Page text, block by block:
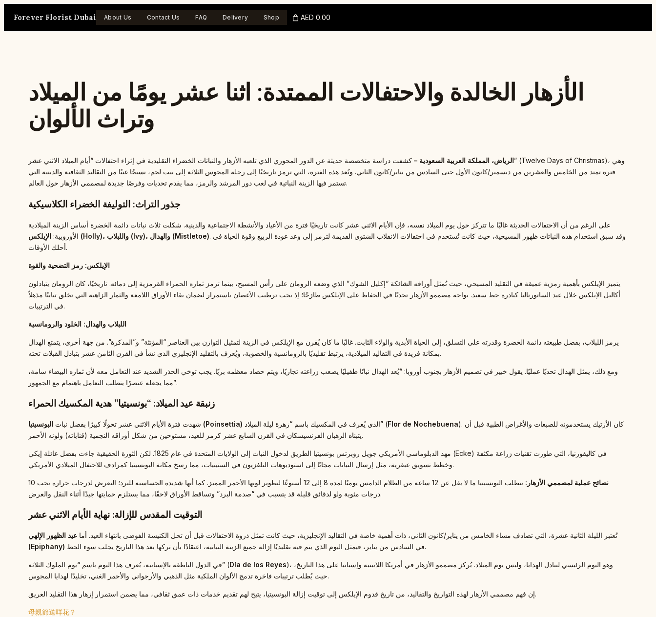
Forever Florist Dubai About Us Contact Us FAQ Delivery Shop AED 0.00
الأزهار الخالدة والاحتفالات الممتدة: اثنا عشر يومًا من الميلاد
وتراث الألوان
الرياض، المملكة العربية السعودية – كشفت دراسة متخصصة حديثة عن الدور المحوري الذي تلعبه الأزهار والنباتات الخضراء التقليدية في إثراء احتفالات “أيام الميلاد الاثني عشر” (Twelve Days of Christmas)، وهي
فترة تمتد من الخامس والعشرين من ديسمبر/كانون الأول حتى السادس من يناير/كانون الثاني. وتُعد هذه الفترة، التي ترمز تاريخيًا إلى رحلة المجوس الثلاثة إلى بيت لحم، نسيجًا غنيًا من التقاليد الثقافية والدينية التي
تستمر فيها الزينة النباتية في لعب دور المرشد والرمز، مما يقدم تحديات وفرصًا جديدة لمصممي الأزهار حول العالم.
جذور التراث: التوليفة الخضراء الكلاسيكية
على الرغم من أن الاحتفالات الحديثة غالبًا ما تتركز حول يوم الميلاد نفسه، فإن الأيام الاثني عشر كانت تاريخيًا فترة من الأعياد والأنشطة الاجتماعية والدينية. شكلت ثلاث نباتات دائمة الخضرة أساس الزينة الميلادية
الأوروبية:
الإيلكس (Holly)، واللبلاب (Ivy)، والهدال (Mistletoe). وقد سبق استخدام هذه النباتات ظهور المسيحية، حيث كانت تُستخدم في احتفالات الانقلاب الشتوي القديمة لترمز إلى وعد عودة الربيع وقوة الحياة في
أحلك الأوقات.
الإيلكس: رمز التضحية والقوة
يتميز الإيلكس بأهمية رمزية عميقة في التقليد المسيحي، حيث تُمثل أوراقه الشائكة “إكليل الشوك” الذي وضعه الرومان على رأس المسيح، بينما ترمز ثماره الحمراء القرمزية إلى دمائه. تاريخيًا، كان الرومان يتبادلون
أكاليل الإيلكس خلال عيد الساتورناليا كبادرة حظ سعيد. يواجه مصممو الأزهار تحديًا في الحفاظ على الإيلكس طازجًا؛ إذ يجب ترطيب الأغصان باستمرار لضمان بقاء الأوراق اللامعة والثمار الزاهية التي تخلق تباينًا مذهلاً
في الترتيبات.
اللبلاب والهدال: الخلود والرومانسية
يرمز اللبلاب، بفضل طبيعته دائمة الخضرة وقدرته على التسلق، إلى الحياة الأبدية والولاء الثابت. غالبًا ما كان يُقرن مع الإيلكس في الزينة لتمثيل التوازن بين العناصر “المؤنثة” و”المذكرة”. من جهة أخرى، يتمتع الهدال
بمكانة فريدة في التقاليد الميلادية، يرتبط تقليديًا بالرومانسية والخصوبة، ويُعرف بالتقليد الإنجليزي الذي نشأ في القرن الثامن عشر بتبادل القبلات تحته.
ومع ذلك، يمثل الهدال تحديًا عمليًا. يقول خبير في تصميم الأزهار بجنوب أوروبا: “يُعد الهدال نباتًا طفيليًا يصعب زراعته تجاريًا، ويتم حصاد معظمه بريًا. يجب توخي الحذر الشديد عند التعامل معه لأن ثماره البيضاء سامة،
مما يجعله عنصرًا يتطلب التعامل باهتمام مع الجمهور”.
زنبقة عيد الميلاد: “بونسيتيا” هدية المكسيك الحمراء
شهدت فترة الأيام الاثني عشر تحولًا كبيرًا بفضل نبات البونسيتيا (Poinsettia) الذي يُعرف في المكسيك باسم “زهرة ليلة الميلاد” (Flor de Nochebuena). كان الأزتيك يستخدمونه للصبغات والأغراض الطبية قبل أن
يتبناه الرهبان الفرنسيسكان في القرن السابع عشر كرمز للعيد، مستوحين من شكل أوراقه النجمية (قناباته) ولونه الأحمر.
مهد الدبلوماسي الأمريكي جويل روبرتس بونسيتيا الطريق لدخول النبات إلى الولايات المتحدة في عام 1825. لكن الثورة الحقيقية جاءت بفضل عائلة إيكي (Ecke) في كاليفورنيا، التي طورت تقنيات زراعة مكثفة
وخطط تسويق عبقرية، مثل إرسال النباتات مجانًا إلى استوديوهات التلفزيون في الستينيات، مما رسخ مكانة البونسيتيا كمرادف للاحتفال الميلادي الأمريكي.
نصائح عملية لمصممي الأزهار:
تتطلب البونسيتيا ما لا يقل عن 12 ساعة من الظلام الدامس يوميًا لمدة 8 إلى 12 أسبوعًا لتطوير لونها الأحمر المميز. كما أنها شديدة الحساسية للبرد؛ التعرض لدرجات حرارة تحت 10
درجات مئوية ولو لدقائق قليلة قد يتسبب في “صدمة البرد” وتساقط الأوراق لاحقًا، مما يستلزم حمايتها جيدًا أثناء النقل والعرض.
التوقيت المقدس للإزالة: نهاية الأيام الاثني عشر
تُعتبر الليلة الثانية عشرة، التي تصادف مساء الخامس من يناير/كانون الثاني، ذات أهمية خاصة في التقاليد الإنجليزية، حيث كانت تمثل ذروة الاحتفالات قبل أن تحل الكنيسة الفوضى بانتهاء العيد. أما عيد الظهور الإلهي
(Epiphany)
في السادس من يناير، فيمثل اليوم الذي يتم فيه تقليديًا إزالة جميع الزينة النباتية، اعتقادًا بأن تركها بعد هذا التاريخ يجلب سوء الحظ.
في الدول الناطقة بالإسبانية، يُعرف هذا اليوم باسم “يوم الملوك الثلاثة” (Día de los Reyes)، وهو اليوم الرئيسي لتبادل الهدايا، وليس يوم الميلاد. يُركز مصممو الأزهار في أمريكا اللاتينية وإسبانيا على هذا التاريخ،
حيث يُطلب ترتيبات فاخرة تدمج الألوان الملكية مثل الذهبي والأرجواني والأحمر الغني، تخليدًا لهدايا المجوس.
إن فهم مصممي الأزهار لهذه التواريخ والتقاليد، من تاريخ قدوم الإيلكس إلى توقيت إزالة البونسيتيا، يتيح لهم تقديم خدمات ذات عمق ثقافي، مما يضمن استمرار إزهار هذا التقليد العريق.
母親節送咩花？